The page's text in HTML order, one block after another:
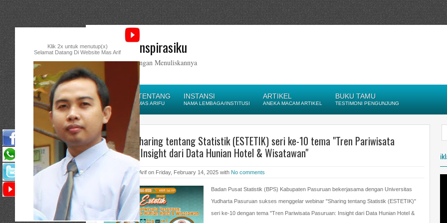
Catatan Inspirasiku
Ikatlah Ilmu dengan Menuliskannya
HOME
HOMEPAGE
TENTANG
MAS ARIFU
INSTANSI
NAMA LEMBAGA/INSTITUSI
ARTIKEL
ANEKA MACAM ARTIKEL
BUKU TAMU
TESTIMONI PENGUNJUNG
Webinar Sharing tentang Statistik (ESTETIK) seri ke-10 tema "Tren Pariwisata
Pasuruan: Insight dari Data Hunian Hotel & Wisatawan"
Posted by Mas Arif on Friday, February 14, 2025 with No comments
Badan Pusat Statistik (BPS) Kabupaten Pasuruan bekerjasama dengan Universitas
Yudharta Pasuruan sukses menggelar webinar "Sharing tentang Statistik (ESTETIK)"
seri ke-10 dengan tema "Tren Pariwisata Pasuruan: Insight dari Data Hunian Hotel &
Klik 2x untuk menutup(x)
Selamat Datang Di Website Mas Arif